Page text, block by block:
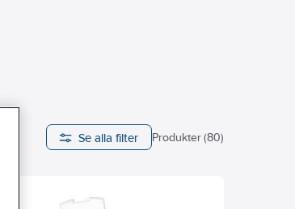
Se alla filter Produkter (80)